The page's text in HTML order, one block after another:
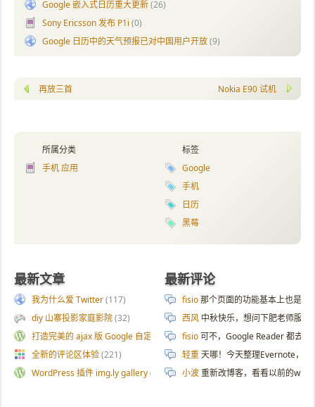
Google 嵌入式日历重大更新(26)
Sony Ericsson 发布 P1i (0)
Google 日历中的天气预报已对中国用户开放(9)
再放三首 Nokia E90 试机
标签
Google
手机
日历
黑莓
所属分类
手机 应用
最新文章
我为什么爱 Twitter(117)
diy 山寨投影家庭影院(32)
打造完美的 ajax 版 Google 自定义搜索 (187)
全新的评论区体验(221)
WordPress 插件 img.ly gallery(54)
最新评论
fisio那个页面的功能基本上也是
西风 中秋快乐，想问下肥老师服
fisio可不，Google Reader 都去
轻重天哪！今天整理Evernote，
小波重新改博客，看看以前的wp